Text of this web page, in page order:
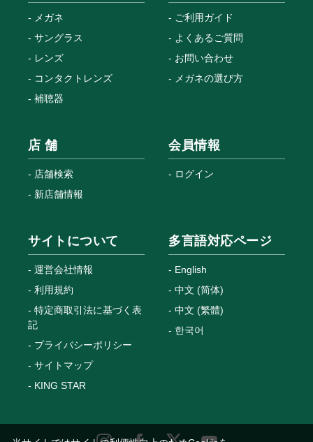
メガネ
サングラス
レンズ
コンタクトレンズ
補聴器
ご利用ガイド
よくあるご質問
お問い合わせ
メガネの選び方
店 舗
店舗検索
新店舗情報
会員情報
ログイン
サイトについて
運営会社情報
利用規約
特定商取引法に基づく表
記
プライバシーポリシー
サイトマップ
KING STAR
多言語対応ページ
English
中文 (简体)
中文 (繁體)
한국어